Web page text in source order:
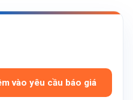
vào yêu cầu báo giá